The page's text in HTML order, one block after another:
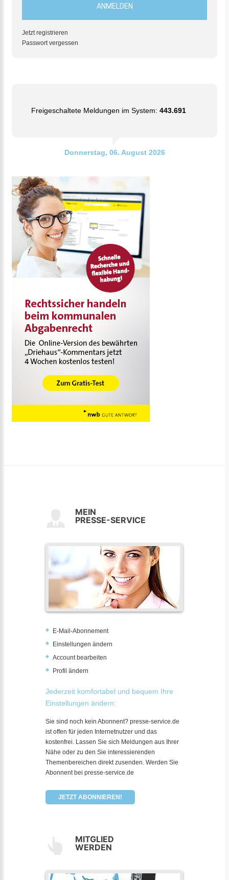
Jetzt registrieren
Passwort vergessen
Freigeschaltete Meldungen im System: 443.691
Donnerstag, 06. August 2026
MEIN
PRESSE-SERVICE
E-Mail-Abonnement
Einstellungen ändern
Account bearbeiten
Profil ändern
Jederzeit komfortabel und bequem Ihre
Einstellungen ändern:
Sie sind noch kein Abonnent? presse-service.de
ist offen für jeden Internetnutzer und das
kostenfrei. Lassen Sie sich Meldungen aus Ihrer
Nähe oder zu den Sie interessierenden
Themenbereichen direkt zusenden. Werden Sie
Abonnent bei presse-service.de
JETZT ABONNIEREN!
MITGLIED
WERDEN